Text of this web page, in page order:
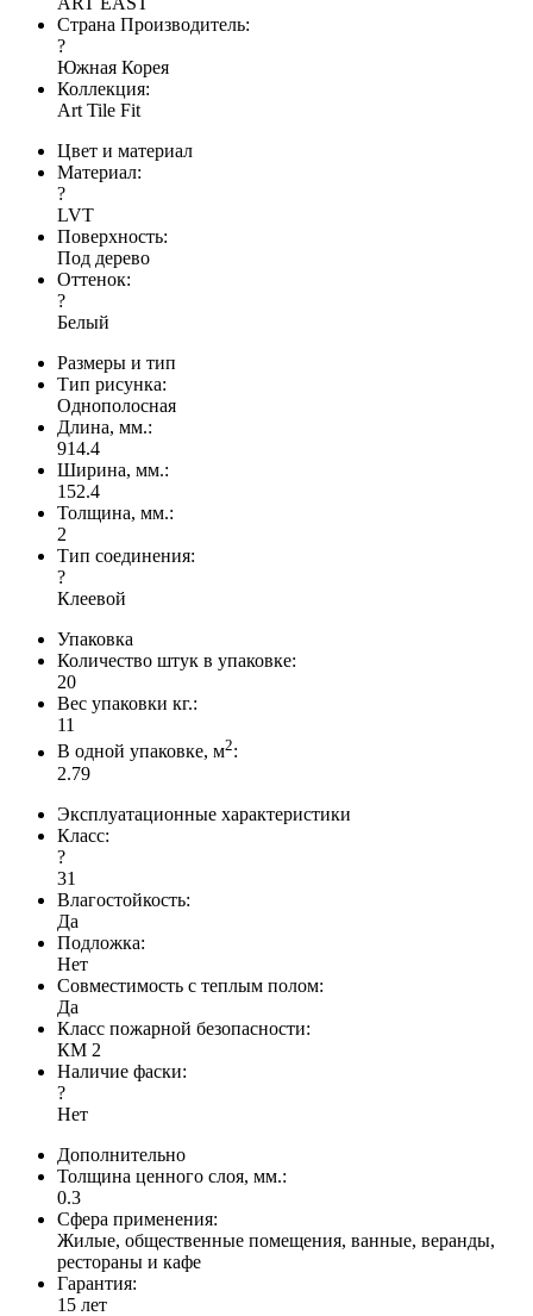
Страна Производитель:
?
Южная Корея
Коллекция:
Art Tile Fit
Цвет и материал
Материал:
?
LVT
Поверхность:
Под дерево
Оттенок:
?
Белый
Размеры и тип
Тип рисунка:
Однополосная
Длина, мм.:
914.4
Ширина, мм.:
152.4
Толщина, мм.:
2
Тип соединения:
?
Клеевой
Упаковка
Количество штук в упаковке:
20
Вес упаковки кг.:
11
В одной упаковке, м2:
2.79
Эксплуатационные характеристики
Класс:
?
31
Влагостойкость:
Да
Подложка:
Нет
Совместимость с теплым полом:
Да
Класс пожарной безопасности:
КМ 2
Наличие фаски:
?
Нет
Дополнительно
Толщина ценного слоя, мм.:
0.3
Сфера применения:
Жилые, общественные помещения, ванные, веранды,
рестораны и кафе
Гарантия:
15 лет